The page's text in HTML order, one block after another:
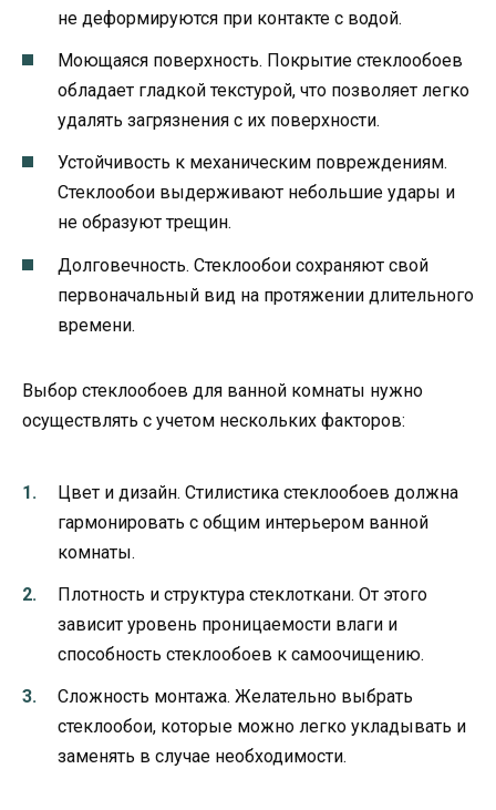
не деформируются при контакте с водой.
Моющаяся поверхность. Покрытие стеклообоев
обладает гладкой текстурой, что позволяет легко
удалять загрязнения с их поверхности.
Устойчивость к механическим повреждениям.
Стеклообои выдерживают небольшие удары и
не образуют трещин.
Долговечность. Стеклообои сохраняют свой
первоначальный вид на протяжении длительного
времени.
Выбор стеклообоев для ванной комнаты нужно
осуществлять с учетом нескольких факторов:
Цвет и дизайн. Стилистика стеклообоев должна
гармонировать с общим интерьером ванной
комнаты.
Плотность и структура стеклоткани. От этого
зависит уровень проницаемости влаги и
способность стеклообоев к самоочищению.
Сложность монтажа. Желательно выбрать
стеклообои, которые можно легко укладывать и
заменять в случае необходимости.